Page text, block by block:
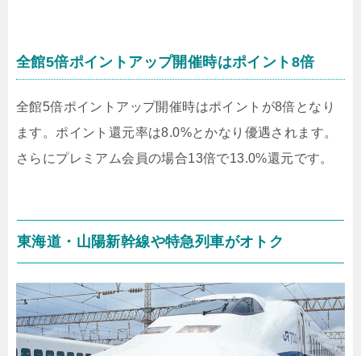
全館5倍ポイントアップ開催時はポイント8倍
全館5倍ポイントアップ開催時はポイントが8倍となり
ます。ポイント還元率は8.0%とかなり優遇されます。
さらにプレミアム会員の場合13倍で13.0%還元です。
東海道・山陽新幹線や特急列車がオトク